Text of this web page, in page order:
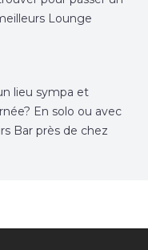
Lounge
lieu sympa et
En solo ou avec
Bar près de chez